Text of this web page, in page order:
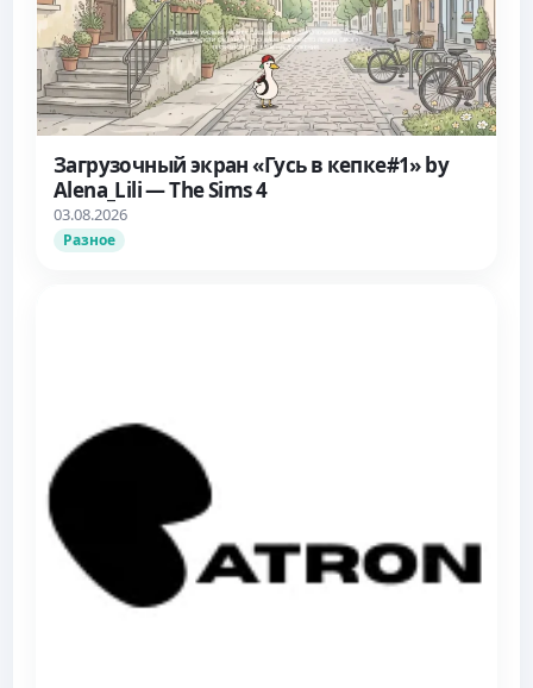
Загрузочный экран «Гусь в кепке#1» by
Alena_Lili — The Sims 4
03.08.2026
Разное